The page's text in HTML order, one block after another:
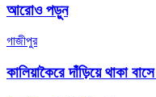
আরোও পড়ুন
গাজীপুর
কালিয়াকৈরে দাঁড়িয়ে থাকা